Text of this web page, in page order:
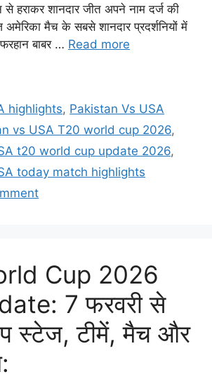
हराकर शानदार जीत अपने नाम दर्ज की
अमेरिका मैच के सबसे शानदार प्रदर्शनियों में
बाबर … Read more
highlights, Pakistan Vs USA
vs USA T20 world cup 2026,
t20 world cup update 2026,
today match highlights
Cup 2026
7 फरवरी से
स्टेज, टीमें, मैच और